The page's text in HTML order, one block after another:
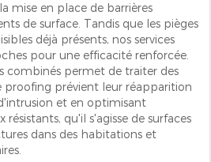
mise en place de barrières
de surface. Tandis que les pièges
déjà présents, nos services
pour une efficacité renforcée.
combinés permet de traiter des
proofing prévient leur réapparition
et en optimisant
qu'il s'agisse de surfaces
dans des habitations et